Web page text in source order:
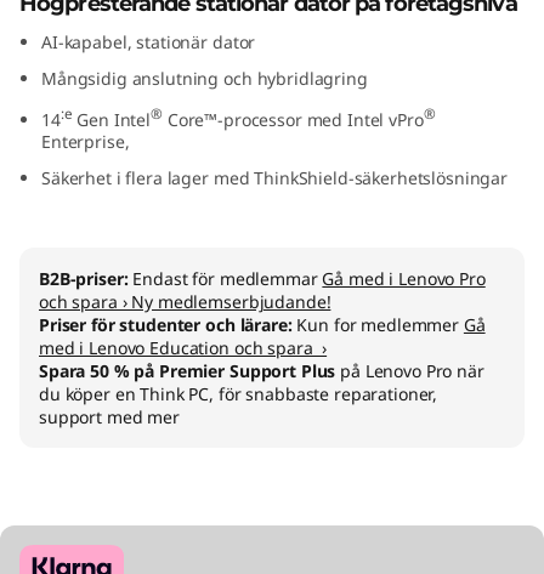
n
AI-kapabel, stationär dator
Mångsidig anslutning och hybridlagring
14:e Gen Intel® Core™-processor med Intel vPro®
Enterprise,
Säkerhet i flera lager med ThinkShield-säkerhetslösningar
B2B-priser: Endast för medlemmar Gå med i Lenovo Pro
och spara › Ny medlemserbjudande!
Priser för studenter och lärare: Kun for medlemmer Gå
med i Lenovo Education och spara ›
Spara 50 % på Premier Support Plus på Lenovo Pro när
du köper en Think PC, för snabbaste reparationer,
support med mer